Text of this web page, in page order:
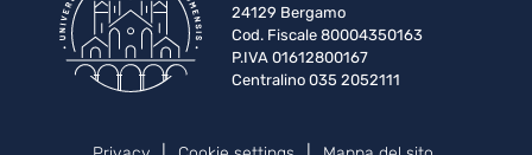
24129 Bergamo
Cod. Fiscale 80004350163
P.IVA 01612800167
Centralino 035 2052111
Piè di pagina